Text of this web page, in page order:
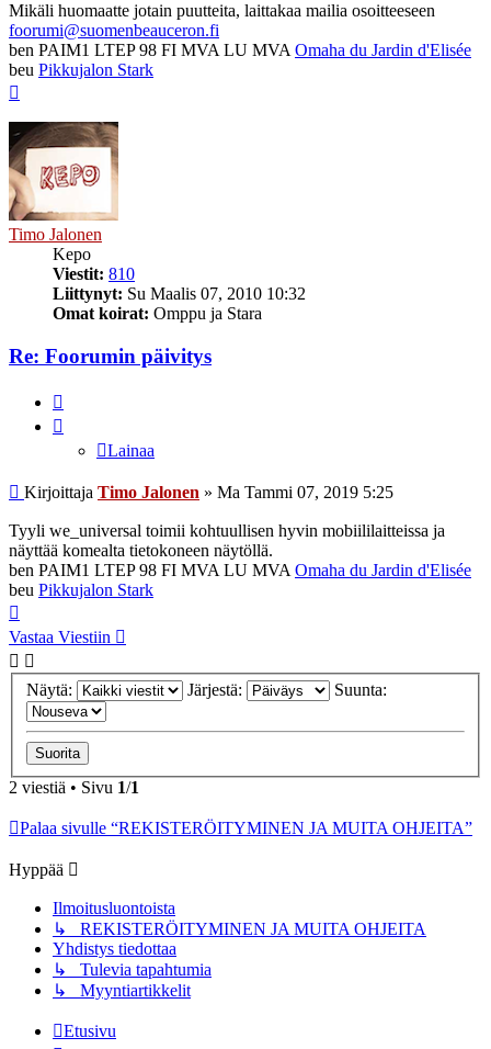
Mikäli huomaatte jotain puutteita, laittakaa mailia osoitteeseen
foorumi@suomenbeauceron.fi
ben PAIM1 LTEP 98 FI MVA LU MVA Omaha du Jardin d'Elisée
beu Pikkujalon Stark
Timo Jalonen
Kepo
Viestit: 810
Liittynyt: Su Maalis 07, 2010 10:32
Omat koirat: Omppu ja Stara
Re: Foorumin päivitys
Lainaa
Viesti
Kirjoittaja Timo Jalonen » Ma Tammi 07, 2019 5:25
Tyyli we_universal toimii kohtuullisen hyvin mobiililaitteissa ja
näyttää komealta tietokoneen näytöllä.
ben PAIM1 LTEP 98 FI MVA LU MVA Omaha du Jardin d'Elisée
beu Pikkujalon Stark
Vastaa Viestiin
Näytä: Järjestä: Suunta:
2 viestiä • Sivu 1/1
Palaa sivulle “REKISTERÖITYMINEN JA MUITA OHJEITA”
Hyppää
Ilmoitusluontoista
↳ REKISTERÖITYMINEN JA MUITA OHJEITA
Yhdistys tiedottaa
↳ Tulevia tapahtumia
↳ Myyntiartikkelit
Etusivu